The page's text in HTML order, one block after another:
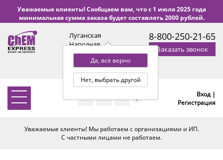
Уважаемые клиенты! Сообщаем вам, что с 1 июля 2025 года
минимальная сумма заказа будет составлять 2000 рублей.
Луганская
Народная
Республика
Да, всё верно
Нет, выбрать другой
с 9:00 до 18:00 по Уфе
(+2 МСК)
8-800-250-21-65
Заказать звонок
0
Вход |
Регистрация
Уважаемые клиенты! Мы работаем с организациями и ИП.
С частными лицами не работаем.